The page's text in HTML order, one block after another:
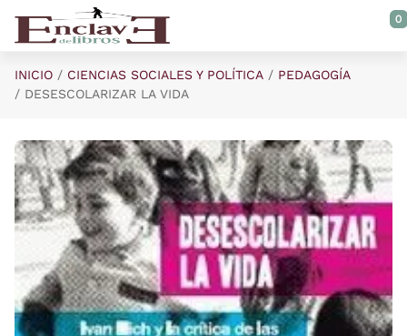
Saltar al contenido principal
0
INICIO CIENCIAS SOCIALES Y POLÍTICA
PEDAGOGÍA
DESESCOLARIZAR LA VIDA